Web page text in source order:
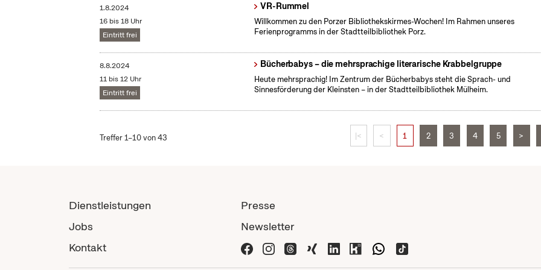
1.8.2024
16 bis 18 Uhr
Eintritt frei
VR-Rummel
Willkommen zu den Porzer Bibliothekskirmes-Wochen! Im Rahmen unseres
Ferienprogramms in der Stadtteilbibliothek Porz.
8.8.2024
11 bis 12 Uhr
Eintritt frei
Bücherbabys – die mehrsprachige literarische Krabbelgruppe
Heute mehrsprachig! Im Zentrum der Bücherbabys steht die Sprach- und
Sinnesförderung der Kleinsten – in der Stadtteilbibliothek Mülheim.
Treffer 1–10 von 43 |< < 1 2 3 4 5 >
Dienstleistungen
Jobs
Kontakt
Presse
Newsletter